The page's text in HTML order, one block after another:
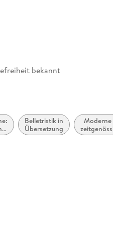
bekannt
Belletristik in
Übersetzung
Moderne